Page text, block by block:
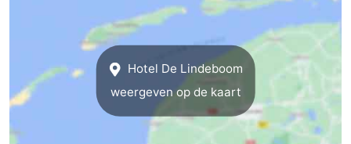
Wandelen
Paardrijden
-
Surfen
-
Hotel De Lindeboom
weergeven op de kaart